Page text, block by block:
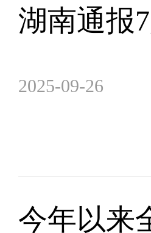
湖南通报
2025-09-26
今年以来